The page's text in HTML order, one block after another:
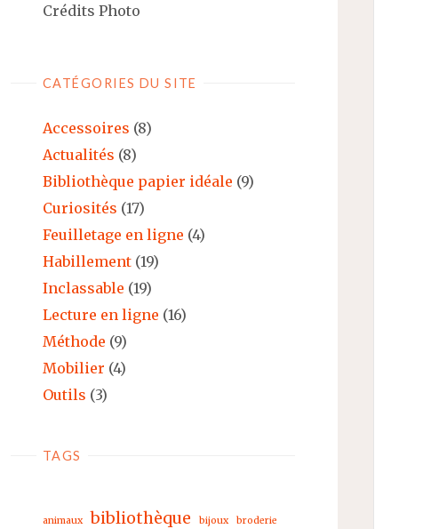
Crédits Photo
CATÉGORIES DU SITE
Accessoires (8)
Actualités (8)
Bibliothèque papier idéale (9)
Curiosités (17)
Feuilletage en ligne (4)
Habillement (19)
Inclassable (19)
Lecture en ligne (16)
Méthode (9)
Mobilier (4)
Outils (3)
TAGS
animaux bibliothèque bijoux broderie